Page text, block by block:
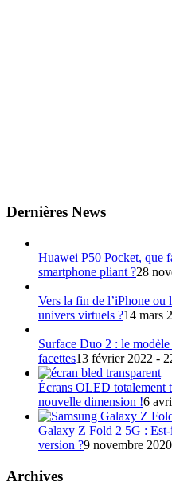
Dernières News
Huawei P50 Pocket, que
smartphone pliant ?28
Vers la fin de l’iPhone ou
univers virtuels ?14 mars
Surface Duo 2 : le
facettes13 février 2022 -
Écrans OLED totalement
nouvelle dimension !6
Galaxy Z Fold 2 5G :
version ?9 novembre
Archives